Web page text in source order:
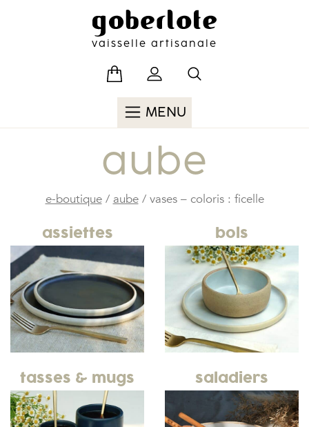
vaisselle artisanale
MENU
aube
assiettes bols
tasses & mugs saladiers
e-boutique/ aube/ vases – coloris : ficelle